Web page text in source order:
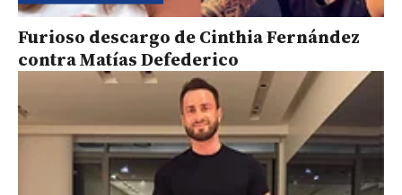
Furioso descargo de Cinthia Fernández
contra Matías Defederico